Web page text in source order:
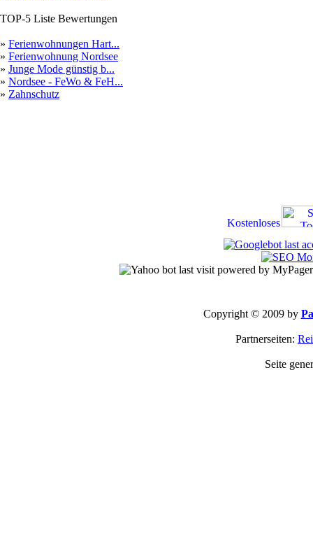
TOP-5 Liste Bewertungen
» Ferienwohnungen Hart...
» Ferienwohnung Nordsee
» Junge Mode günstig b...
» Nordsee - FeWo & FeH...
» Zahnschutz
Copyright © 2009 by
Partnerseiten:
Seite